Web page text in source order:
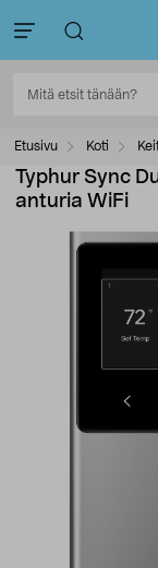
Etusivu Koti
Typhur Sync
anturia WiFi